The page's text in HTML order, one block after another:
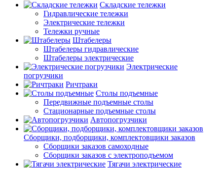
Складские тележки
Гидравлические тележки
Электрические тележки
Тележки ручные
Штабелеры
Штабелеры гидравлические
Штабелеры электрические
Электрические
погрузчики
Ричтраки
Столы подъемные
Передвижные подъемные столы
Стационарные подъемные столы
Автопогрузчики
Сборщики, подборщики, комплектовщики заказов
Сборщики заказов самоходные
Сборщики заказов с электроподъемом
Тягачи электрические